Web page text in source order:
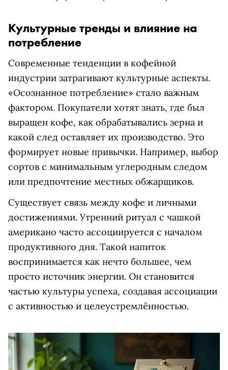
Культурные тренды и влияние на
потребление
Современные тенденции в кофейной
индустрии затрагивают культурные аспекты.
«Осознанное потребление» стало важным
фактором. Покупатели хотят знать, где был
выращен кофе, как обрабатывались зерна и
какой след оставляет их производство. Это
формирует новые привычки. Например, выбор
сортов с минимальным углеродным следом
или предпочтение местных обжарщиков.
Существует связь между кофе и личными
достижениями. Утренний ритуал с чашкой
американо часто ассоциируется с началом
продуктивного дня. Такой напиток
воспринимается как нечто большее, чем
просто источник энергии. Он становится
частью культуры успеха, создавая ассоциации
с активностью и целеустремлённостью.